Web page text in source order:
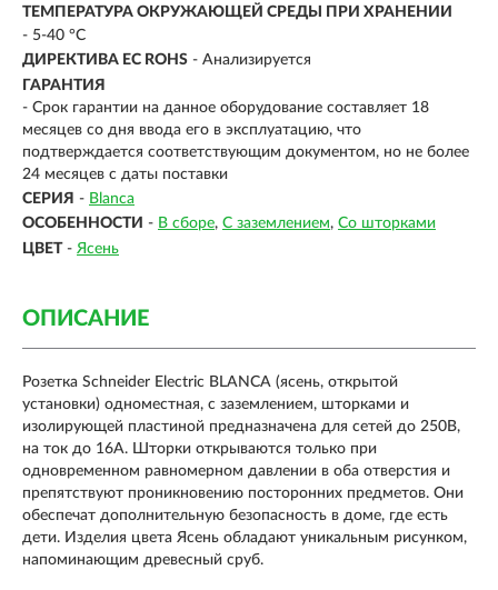
ТЕМПЕРАТУРА ОКРУЖАЮЩЕЙ СРЕДЫ ПРИ ХРАНЕНИИ
- 5-40 °C
ДИРЕКТИВА EC ROHS - Анализируется
ГАРАНТИЯ
- Срок гарантии на данное оборудование составляет 18
месяцев со дня ввода его в эксплуатацию, что
подтверждается соответствующим документом, но не более
24 месяцев с даты поставки
СЕРИЯ - Blanca
ОСОБЕННОСТИ - В сборе С заземлением Со шторками
ЦВЕТ - Ясень
ОПИСАНИЕ
Розетка Schneider Electric BLANCA (ясень, открытой
установки) одноместная, с заземлением, шторками и
изолирующей пластиной предназначена для сетей до 250В,
на ток до 16А. Шторки открываются только при
одновременном равномерном давлении в оба отверстия и
препятствуют проникновению посторонних предметов. Они
обеспечат дополнительную безопасность в доме, где есть
дети. Изделия цвета Ясень обладают уникальным рисунком,
напоминающим древесный сруб.